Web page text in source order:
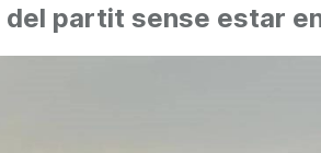
partit sense estar